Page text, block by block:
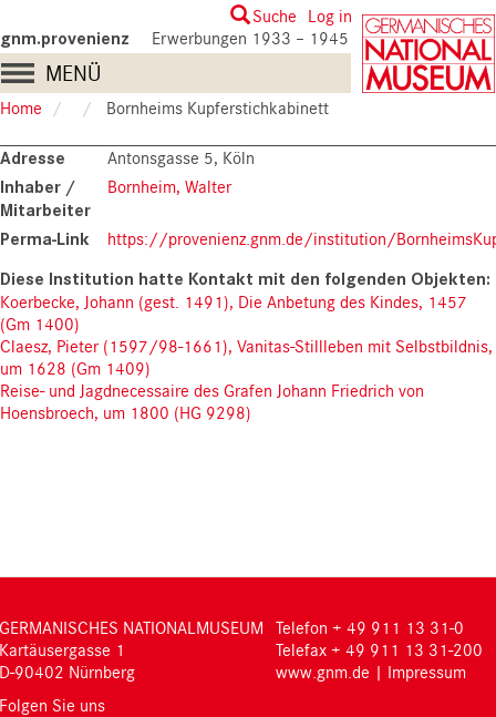
to
main
content
User
account
menu
Suche Log in
gnm.provenienz Erwerbungen 1933 – 1945
Main
navigation
MENÜ
Home Bornheims Kupferstichkabinett
Adresse Antonsgasse 5, Köln
Inhaber /
Mitarbeiter
Bornheim, Walter
Perma-Link https://provenienz.gnm.de/institution/
Koerbecke, Johann (gest. 1491), Die Anbetung des Kindes, 1457
(Gm 1400)
Claesz, Pieter (1597/98-1661), Vanitas-Stillleben mit Selbstbildnis,
um 1628 (Gm 1409)
Reise- und Jagdnecessaire des Grafen Johann Friedrich von
Hoensbroech, um 1800 (HG 9298)
GERMANISCHES NATIONALMUSEUM
Kartäusergasse 1
D-90402 Nürnberg
Telefon + 49 911 13 31-0
Telefax + 49 911 13 31-200
www.gnm.de | Impressum
Folgen Sie uns